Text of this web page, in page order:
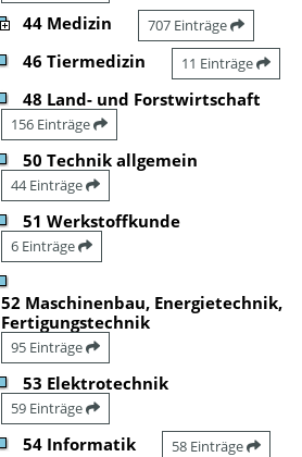
44 Medizin 707 Einträge
46 Tiermedizin 11 Einträge
48 Land- und Forstwirtschaft
156 Einträge
50 Technik allgemein
44 Einträge
51 Werkstoffkunde
6 Einträge
52 Maschinenbau, Energietechnik,
Fertigungstechnik
95 Einträge
53 Elektrotechnik
59 Einträge
54 Informatik 58 Einträge